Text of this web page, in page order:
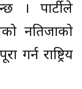
। पार्टीले
नतिजाको
गर्न राष्ट्रिय